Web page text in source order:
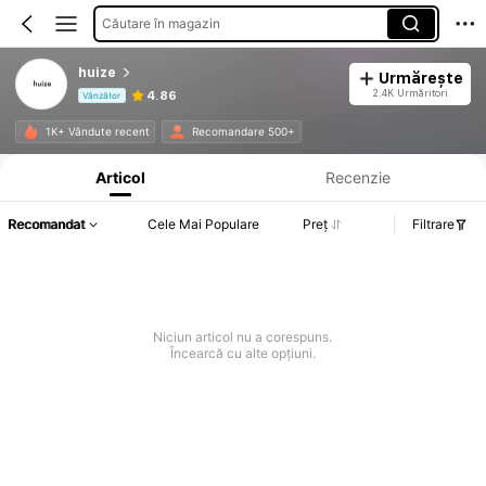
Căutare în magazin
huize
Vânzător 4.86
Urmărește
2.4K Urmăritori
1K+ Vândute recent Recomandare 500+
Informații despre produs: Divulgarea prețului, detalii privind vânzările și stocul.
Articol Recenzie
Recomandat Cele Mai Populare Preț Filtrare
Niciun articol nu a corespuns.
Încearcă cu alte opțiuni.